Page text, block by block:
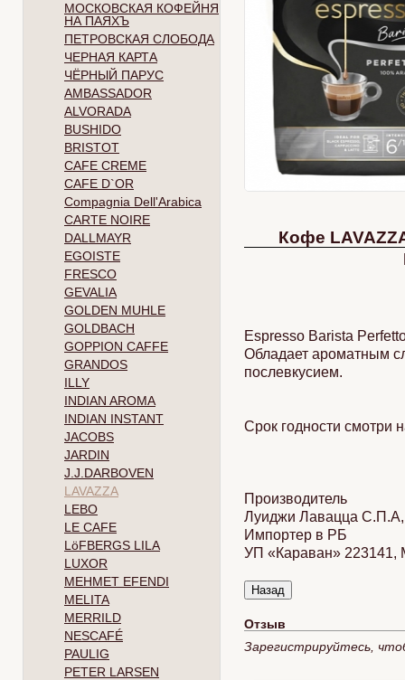
МОСКОВСКАЯ КОФЕЙНЯ
НА ПАЯХЪ
ПЕТРОВСКАЯ СЛОБОДА
ЧЕРНАЯ КАРТА
ЧЁРНЫЙ ПАРУС
AMBASSADOR
ALVORADA
BUSHIDO
BRISTOT
CAFE CREME
CAFE D`OR
Compagnia Dell'Arabica
CARTE NOIRE
DALLMAYR
EGOISTE
FRESCO
GEVALIA
GOLDEN MUHLE
GOLDBACH
GOPPION CAFFE
GRANDOS
ILLY
INDIAN AROMA
INDIAN INSTANT
JACOBS
JARDIN
J.J.DARBOVEN
LAVAZZA
LEBO
LE CAFE
LöFBERGS LILA
LUXOR
MEHMET EFENDI
MELITA
MERRILD
NESCAFÉ
PAULIG
PETER LARSEN
Кофе
Espresso Barista
Обладает ароматным
послевкусием.
Срок годности смотри
Производитель
Луиджи Лавацца С.П.А,
Импортер в РБ
УП «Караван» 223141,
Отзыв
Зарегистрируйтесь,